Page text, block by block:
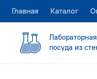
Главная Каталог
Лабораторная
посуда из